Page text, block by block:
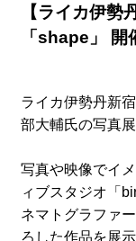
【ライカ伊勢
「shape」 開
ライカ伊勢丹新
部大輔氏の写真
写真や映像でイ
ィブスタジオ「
ネマトグラファ
ろした作品を展示